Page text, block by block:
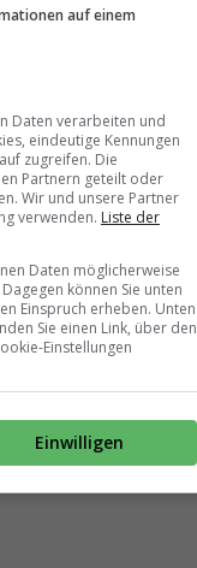
auf einem
Daten verarbeiten und
eindeutige Kennungen
zugreifen. Die
Partnern geteilt oder
Wir und unsere Partner
verwenden. Liste der
Daten möglicherweise
können Sie unten
Einspruch erheben. Unten
Sie einen Link, über den
Einstellungen
Einwilligen